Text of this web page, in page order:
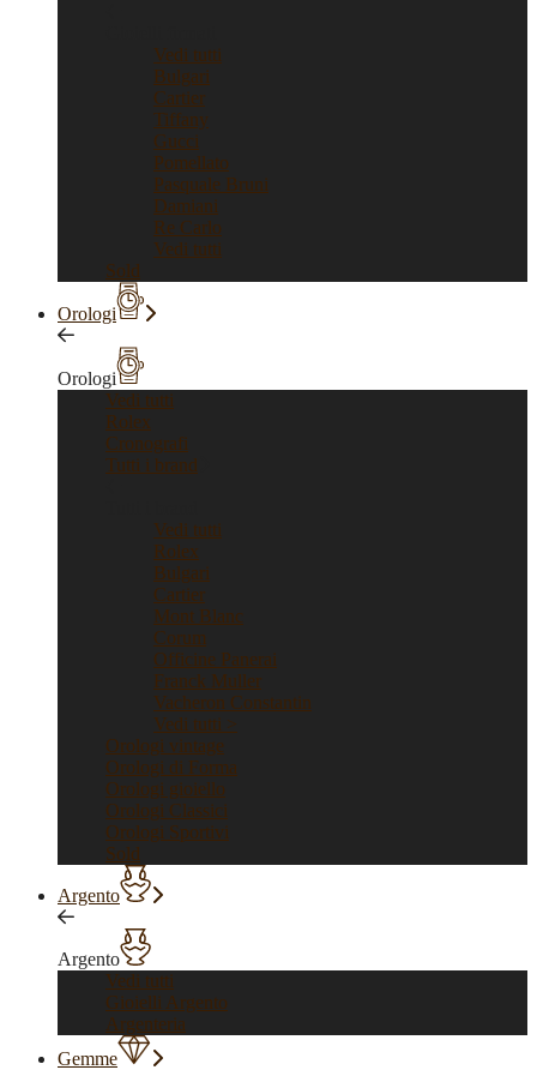
Vedi tutti
Bulgari
Cartier
Tiffany
Gucci
Pomellato
Pasquale Bruni
Damiani
Re Carlo
Vedi tutti
Sold
Orologi
Orologi
Vedi tutti
Rolex
Cronografi
Tutti i brand
Vedi tutti
Rolex
Bulgari
Cartier
Mont Blanc
Corum
Officine Panerai
Franck Muller
Vacheron Constantin
Vedi tutti >
Orologi vintage
Orologi di Forma
Orologi gioiello
Orologi Classici
Orologi Sportivi
Sold
Argento
Argento
Vedi tutti
Gioielli Argento
Argenteria
Gemme